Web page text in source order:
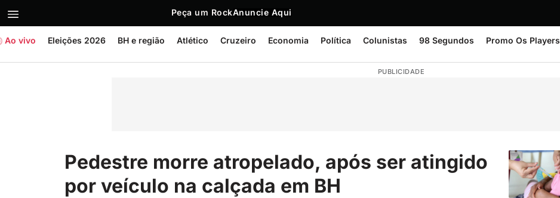
Peça um RockAnuncie Aqui
Ao vivo Eleições 2026 BH e região Atlético Cruzeiro Economia Política Colunistas 98 Segundos Promo Os Players
PUBLICIDADE
Pedestre morre atropelado, após ser atingido
por veículo na calçada em BH